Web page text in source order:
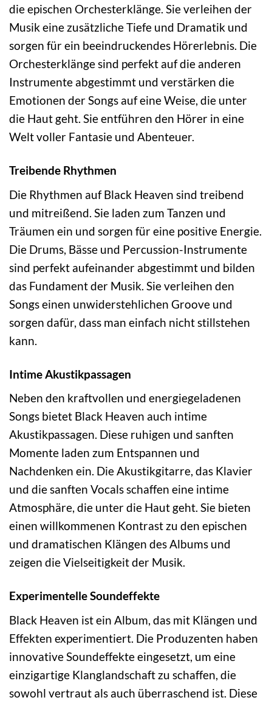
die epischen Orchesterklänge. Sie verleihen der
Musik eine zusätzliche Tiefe und Dramatik und
sorgen für ein beeindruckendes Hörerlebnis. Die
Orchesterklänge sind perfekt auf die anderen
Instrumente abgestimmt und verstärken die
Emotionen der Songs auf eine Weise, die unter
die Haut geht. Sie entführen den Hörer in eine
Welt voller Fantasie und Abenteuer.
Treibende Rhythmen
Die Rhythmen auf Black Heaven sind treibend
und mitreißend. Sie laden zum Tanzen und
Träumen ein und sorgen für eine positive Energie.
Die Drums, Bässe und Percussion-Instrumente
sind perfekt aufeinander abgestimmt und bilden
das Fundament der Musik. Sie verleihen den
Songs einen unwiderstehlichen Groove und
sorgen dafür, dass man einfach nicht stillstehen
kann.
Intime Akustikpassagen
Neben den kraftvollen und energiegeladenen
Songs bietet Black Heaven auch intime
Akustikpassagen. Diese ruhigen und sanften
Momente laden zum Entspannen und
Nachdenken ein. Die Akustikgitarre, das Klavier
und die sanften Vocals schaffen eine intime
Atmosphäre, die unter die Haut geht. Sie bieten
einen willkommenen Kontrast zu den epischen
und dramatischen Klängen des Albums und
zeigen die Vielseitigkeit der Musik.
Experimentelle Soundeffekte
Black Heaven ist ein Album, das mit Klängen und
Effekten experimentiert. Die Produzenten haben
innovative Soundeffekte eingesetzt, um eine
einzigartige Klanglandschaft zu schaffen, die
sowohl vertraut als auch überraschend ist. Diese